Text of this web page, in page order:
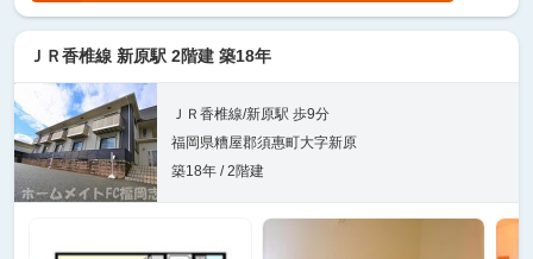
ＪＲ香椎線 新原駅 2階建 築18年
ＪＲ香椎線/新原駅 歩9分
福岡県糟屋郡須惠町大字新原
築18年 / 2階建